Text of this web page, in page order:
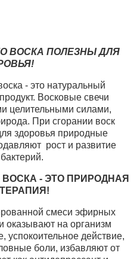
ВОСКА ПОЛЕЗНЫ ДЛЯ
- это натуральный
Восковые свечи
целительными силами,
При сгорании воск
здоровья природные
рост и развитие
- ЭТО ПРИРОДНАЯ
смеси эфирных
оказывают на организм
успокоительное действие,
боли, избавляют от